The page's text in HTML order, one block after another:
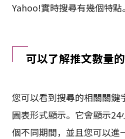
Yahoo!實時搜尋有幾個特點。
可以了解推文數量
您可以看到搜尋的相關關鍵
圖表形式顯示。它會顯示
個不同期間，並且您可以進